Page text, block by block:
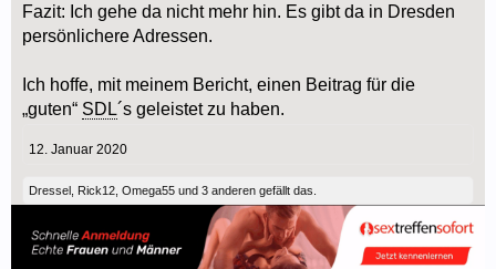
Fazit: Ich gehe da nicht mehr hin. Es gibt da in Dresden
persönlichere Adressen.
Ich hoffe, mit meinem Bericht, einen Beitrag für die
„guten“ SDL´s geleistet zu haben.
12. Januar 2020
Dressel Rick12 Omega55 und 3 anderen gefällt das.